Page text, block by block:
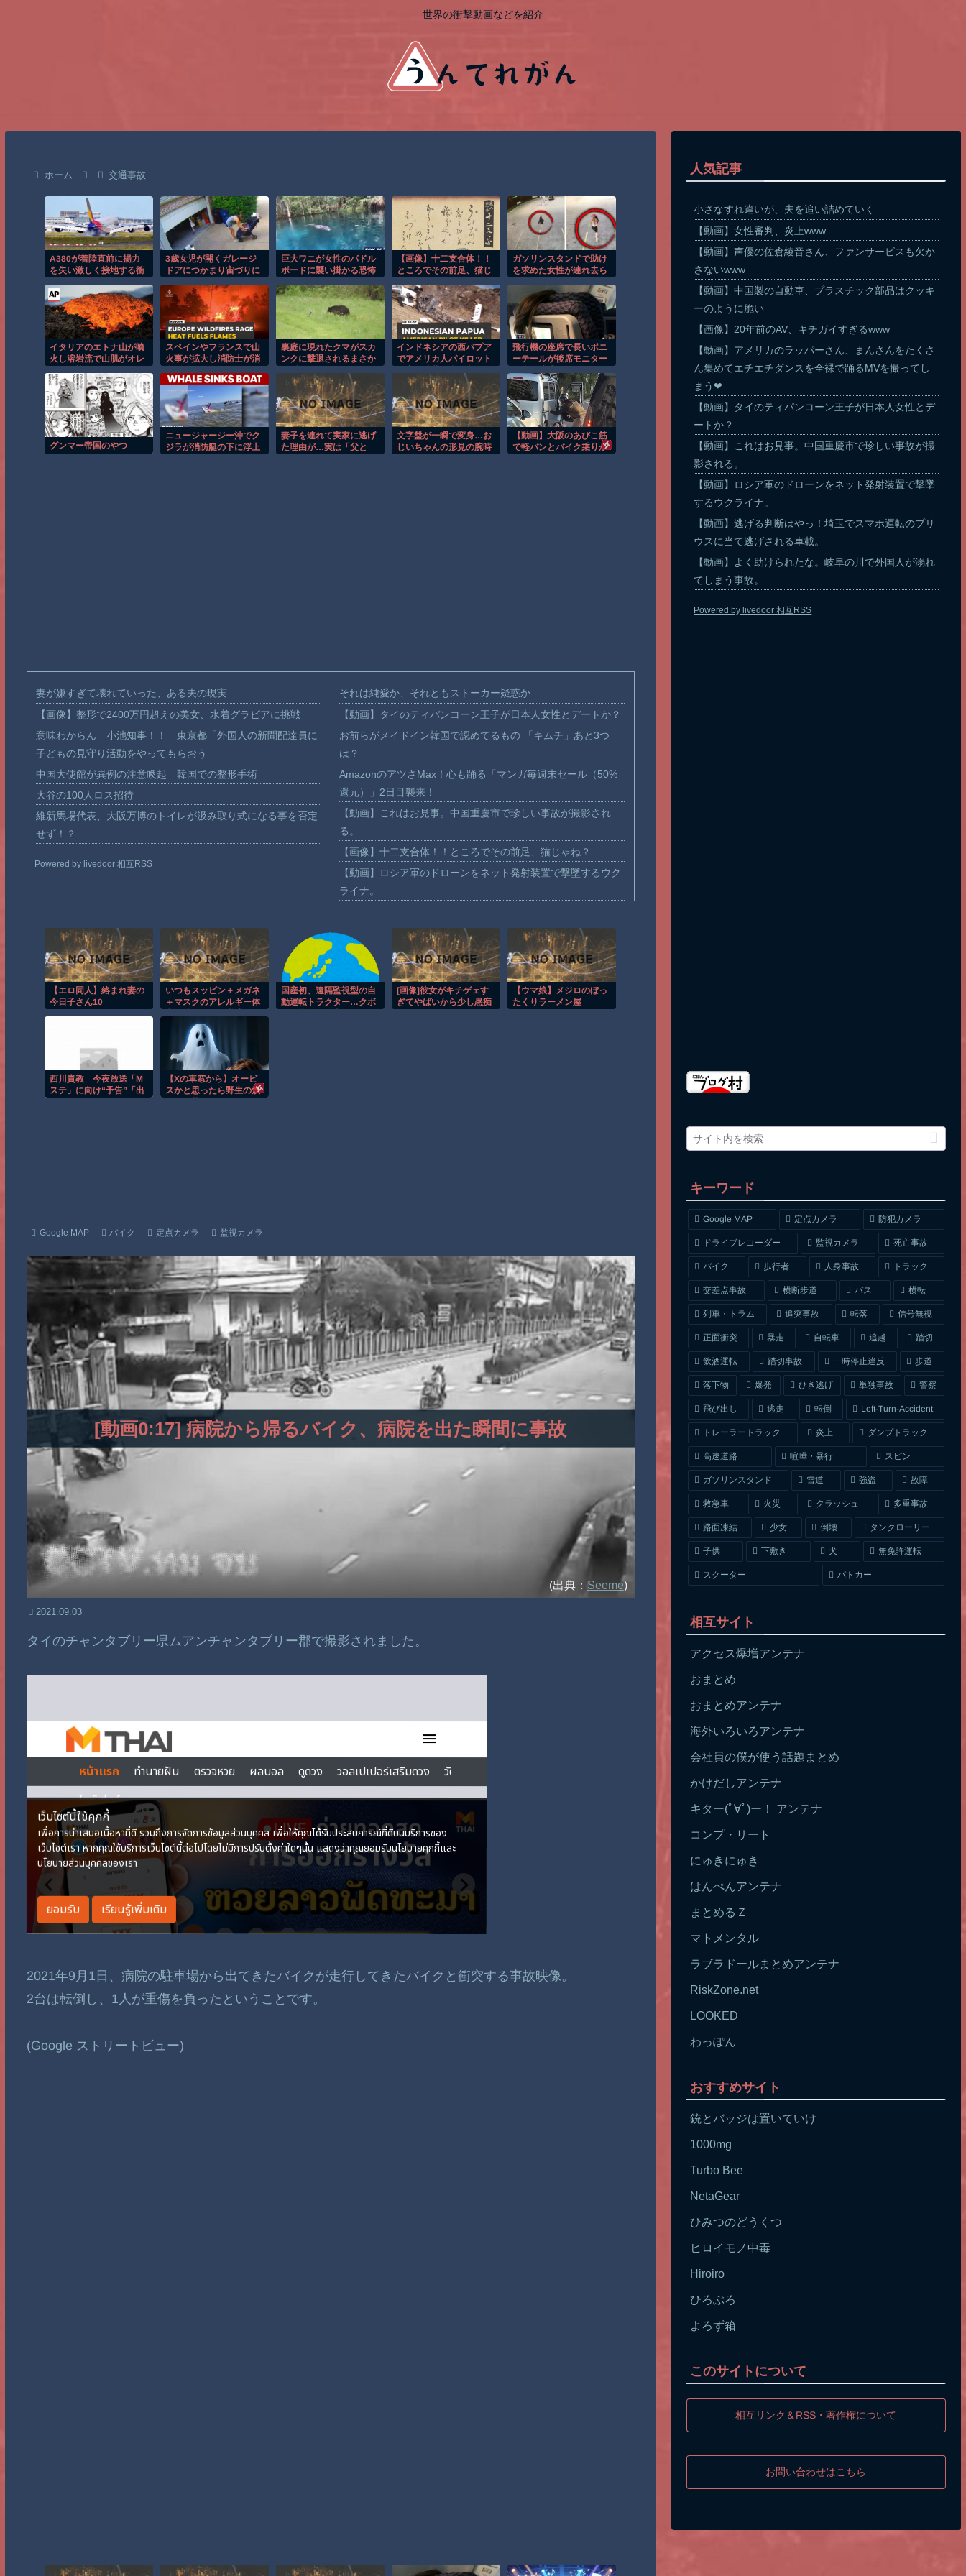
世界の衝撃動画などを紹介
ホーム 交通事故
A380が着陸直前に揚力
を失い激しく接地する衝
3歳女児が開くガレージ
ドアにつかまり宙づりに
巨大ワニが女性のパドル
ボードに襲い掛かる恐怖
【画像】十二支合体！！
ところでその前足、猫じ
ガソリンスタンドで助け
を求めた女性が連れ去ら
イタリアのエトナ山が噴
火し溶岩流で山肌がオレ
スペインやフランスで山
火事が拡大し消防士が消
裏庭に現れたクマがスカ
ンクに撃退されるまさか
インドネシアの西パプア
でアメリカ人パイロット
飛行機の座席で長いポニ
ーテールが後席モニター
グンマー帝国のやつ
ニュージャージー沖でク
ジラが消防艇の下に浮上
妻子を連れて実家に逃げ
た理由が…実は「父と
文字盤が一瞬で変身…お
じいちゃんの形見の腕時
【動画】大阪のあびこ筋
で軽バンとバイク乗りが
妻が嫌すぎて壊れていった、ある夫の現実
【画像】整形で2400万円超えの美女、水着グラビアに挑戦
意味わからん 小池知事！！ 東京都「外国人の新聞配達員に
子どもの見守り活動をやってもらおう
中国大使館が異例の注意喚起 韓国での整形手術
大谷の100人ロス招待
維新馬場代表、大阪万博のトイレが汲み取り式になる事を否定
せず！？
Powered by livedoor 相互RSS
それは純愛か、それともストーカー疑惑か
【動画】タイのティパンコーン王子が日本人女性とデートか？
お前らがメイドイン韓国で認めてるもの 「キムチ」あと3つ
は？
AmazonのアツさMax！心も踊る「マンガ毎週末セール（50%
還元）」2日目襲来！
【動画】これはお見事。中国重慶市で珍しい事故が撮影され
る。
【画像】十二支合体！！ところでその前足、猫じゃね？
【動画】ロシア軍のドローンをネット発射装置で撃墜するウク
ライナ。
て逃げされる車載。
【動画】よく助けられたな。岐阜の川で外国人が溺れてしまう
事故。
渡邊渚さん「私がPTSDと診断された当時、世間はまだPTSDと
いう言葉は浸透されていませんでした」
【エロ同人】絡まれ妻の
今日子さん10
いつもスッピン＋メガネ
＋マスクのアレルギー体
理やり化粧させられて涙
だだもれになり、でも綺
麗になってドキッとした
話
国産初、遠隔監視型の自
動運転トラクター…クボ
[画像]彼女がキチゲェす
ぎてやばいから少し愚痴
【ウマ娘】メジロのぼっ
たくりラーメン屋
西川貴教 今夜放送「M
ステ」に向け“予告”「出
【Xの車窓から】オービ
スかと思ったら野生の炊
Google MAP バイク 定点カメラ 監視カメラ
[動画0:17] 病院から帰るバイク、病院を出た瞬間に事故
(出典： Seeme)
2021.09.03
タイのチャンタブリー県ムアンチャンタブリー郡で撮影されました。
2021年9月1日、病院の駐車場から出てきたバイクが走行してきたバイクと衝突する事故映像。
2台は転倒し、1人が重傷を負ったということです。
(Google ストリートビュー)
人気記事
小さなすれ違いが、夫を追い詰めていく
【動画】女性審判、炎上www
【動画】声優の佐倉綾音さん、ファンサービスも欠か
さないwww
【動画】中国製の自動車、プラスチック部品はクッキ
ーのように脆い
【画像】20年前のAV、キチガイすぎるwww
【動画】アメリカのラッパーさん、まんさんをたくさ
ん集めてエチエチダンスを全裸で踊るMVを撮ってし
まう❤
【動画】タイのティパンコーン王子が日本人女性とデ
ートか？
【動画】これはお見事。中国重慶市で珍しい事故が撮
影される。
【動画】ロシア軍のドローンをネット発射装置で撃墜
するウクライナ。
【動画】逃げる判断はやっ！埼玉でスマホ運転のプリ
ウスに当て逃げされる車載。
【動画】よく助けられたな。岐阜の川で外国人が溺れ
てしまう事故。
Powered by livedoor 相互RSS
キーワード
Google MAP 定点カメラ 防犯カメラ
ドライブレコーダー 監視カメラ 死亡事故
バイク 歩行者 人身事故 トラック
交差点事故 横断歩道 バス 横転
列車・トラム 追突事故 転落 信号無視
正面衝突 暴走 自転車 追越 踏切
飲酒運転 踏切事故 一時停止違反 歩道
落下物 爆発 ひき逃げ 単独事故 警察
飛び出し 逃走 転倒 Left-Turn-Accident
トレーラートラック 炎上 ダンプトラック
高速道路 喧嘩・暴行 スピン
ガソリンスタンド 雪道 強盗 故障
救急車 火災 クラッシュ 多重事故
路面凍結 少女 倒壊 タンクローリー
子供 下敷き 犬 無免許運転
スクーター パトカー
相互サイト
アクセス爆増アンテナ
おまとめ
おまとめアンテナ
海外いろいろアンテナ
会社員の僕が使う話題まとめ
かけだしアンテナ
キター(ﾟ∀ﾟ)ー！ アンテナ
コンプ・リート
にゅきにゅき
はんぺんアンテナ
まとめるＺ
マトメンタル
ラブラドールまとめアンテナ
RiskZone.net
LOOKED
わっぽん
おすすめサイト
銃とバッジは置いていけ
1000mg
Turbo Bee
NetaGear
ひみつのどうくつ
ヒロイモノ中毒
Hiroiro
ひろぶろ
よろず箱
このサイトについて
相互リンク＆RSS・著作権について
お問い合わせはこちら